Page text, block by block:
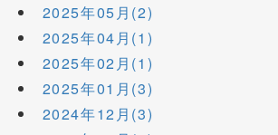
2025年05月(2)
2025年04月(1)
2025年02月(1)
2025年01月(3)
2024年12月(3)